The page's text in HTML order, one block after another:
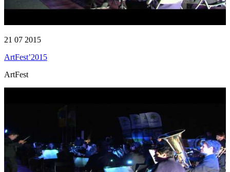
21 07 2015
ArtFest’2015
ArtFest